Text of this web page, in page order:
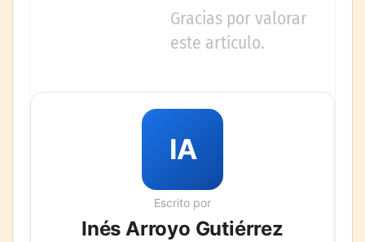
Gracias por valorar
este artículo.
IA
Escrito por
Inés Arroyo Gutiérrez